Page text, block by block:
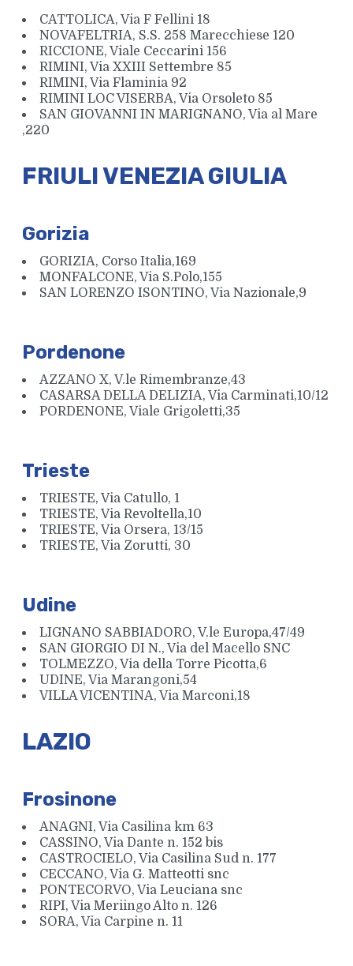
CATTOLICA, Via F Fellini 18
NOVAFELTRIA, S.S. 258 Marecchiese 120
RICCIONE, Viale Ceccarini 156
RIMINI, Via XXIII Settembre 85
RIMINI, Via Flaminia 92
RIMINI LOC VISERBA, Via Orsoleto 85
SAN GIOVANNI IN MARIGNANO, Via al Mare
,220
FRIULI VENEZIA GIULIA
Gorizia
GORIZIA, Corso Italia,169
MONFALCONE, Via S.Polo,155
SAN LORENZO ISONTINO, Via Nazionale,9
Pordenone
AZZANO X, V.le Rimembranze,43
CASARSA DELLA DELIZIA, Via Carminati,10/12
PORDENONE, Viale Grigoletti,35
Trieste
TRIESTE, Via Catullo, 1
TRIESTE, Via Revoltella,10
TRIESTE, Via Orsera, 13/15
TRIESTE, Via Zorutti, 30
Udine
LIGNANO SABBIADORO, V.le Europa,47/49
SAN GIORGIO DI N., Via del Macello SNC
TOLMEZZO, Via della Torre Picotta,6
UDINE, Via Marangoni,54
VILLA VICENTINA, Via Marconi,18
LAZIO
Frosinone
ANAGNI, Via Casilina km 63
CASSINO, Via Dante n. 152 bis
CASTROCIELO, Via Casilina Sud n. 177
CECCANO, Via G. Matteotti snc
PONTECORVO, Via Leuciana snc
RIPI, Via Meriingo Alto n. 126
SORA, Via Carpine n. 11